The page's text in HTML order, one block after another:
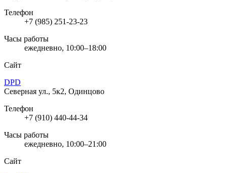
Телефон
+7 (985) 251-23-23
Часы работы
ежедневно, 10:00–18:00
Сайт
DPD
Северная ул., 5к2, Одинцово
Телефон
+7 (910) 440-44-34
Часы работы
ежедневно, 10:00–21:00
Сайт